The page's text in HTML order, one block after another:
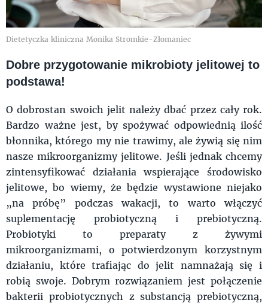
Dietetyczka kliniczna Monika Stromkie-Złomaniec
Dobre przygotowanie mikrobioty jelitowej to
podstawa!
O dobrostan swoich jelit należy dbać przez cały rok.
Bardzo ważne jest, by spożywać odpowiednią ilość
błonnika, którego my nie trawimy, ale żywią się nim
nasze mikroorganizmy jelitowe. Jeśli jednak chcemy
zintensyfikować działania wspierające środowisko
jelitowe, bo wiemy, że będzie wystawione niejako
„na próbę” podczas wakacji, to warto włączyć
suplementację probiotyczną i prebiotyczną.
Probiotyki to preparaty z żywymi
mikroorganizmami, o potwierdzonym korzystnym
działaniu, które trafiając do jelit namnażają się i
robią swoje. Dobrym rozwiązaniem jest połączenie
bakterii probiotycznych z substancją prebiotyczną,